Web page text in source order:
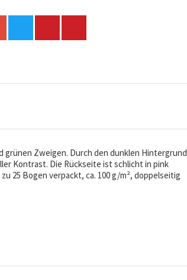
Zweigen. Durch den dunklen Hintergrund
Kontrast. Die Rückseite ist schlicht in pink
25 Bogen verpackt, ca. 100 g/m², doppelseitig